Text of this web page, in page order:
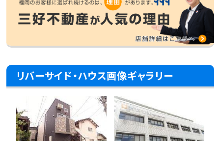
リバーサイド・ハウス画像ギャラリー